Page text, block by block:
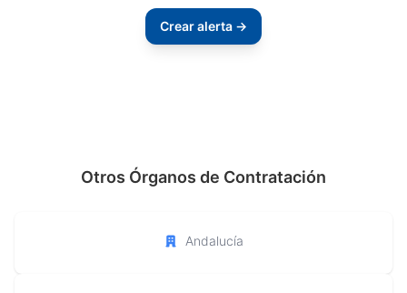
Crear alerta →
Otros Órganos de Contratación
Andalucía